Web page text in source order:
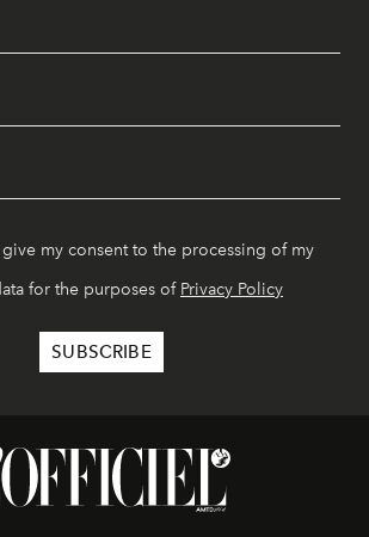
my consent to the processing of my
for the purposes of Privacy Policy